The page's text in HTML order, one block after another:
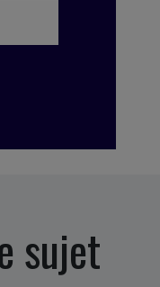
sujet